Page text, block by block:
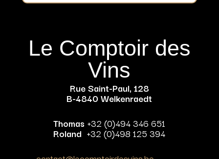
Le Comptoir des
Vins
Rue Saint-Paul, 128
B-4840 Welkenraedt
Thomas +32 (0)494 346 651
Roland +32 (0)498 125 394